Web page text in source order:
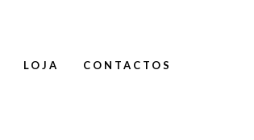
LOJA CONTACTOS